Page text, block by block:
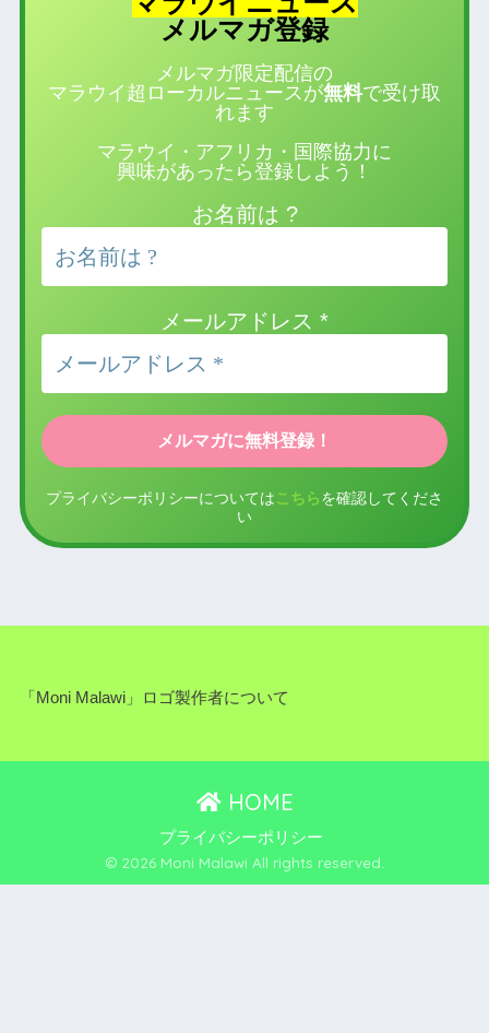
メルマガ登録
メルマガ限定配信の
マラウイ超ローカルニュースが無料で受け取
れます
マラウイ・アフリカ・国際協力に
興味があったら登録しよう！
お名前は ?
メールアドレス *
プライバシーポリシーについては こちら を確認してくださ
い
「Moni Malawi」ロゴ製作者について
HOME
プライバシーポリシー
© 2026 Moni Malawi All rights reserved.